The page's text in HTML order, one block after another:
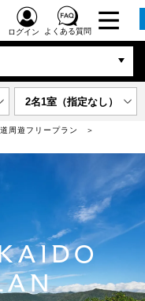
ログイン よくある質問
2名1室（指定なし）
周遊フリープラン